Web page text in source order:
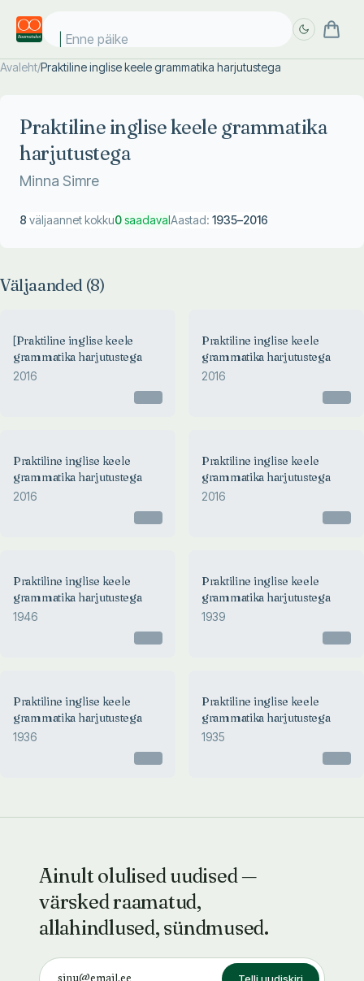
Enne päikes
Avaleht/Praktiline inglise keele grammatika harjutustega
Praktiline inglise keele grammatika
harjutustega
Minna Simre
8 väljaannet kokku0saadavalAastad: 1935–2016
Väljaanded (8)
[Praktiline inglise keele
grammatika harjutustega
2016
Praktiline inglise keele
grammatika harjutustega
2016
Praktiline inglise keele
grammatika harjutustega
2016
Praktiline inglise keele
grammatika harjutustega
2016
Praktiline inglise keele
grammatika harjutustega
1946
Praktiline inglise keele
grammatika harjutustega
1939
Praktiline inglise keele
grammatika harjutustega
1936
Praktiline inglise keele
grammatika harjutustega
1935
Ainult olulised uudised —
värsked raamatud,
allahindlused, sündmused.